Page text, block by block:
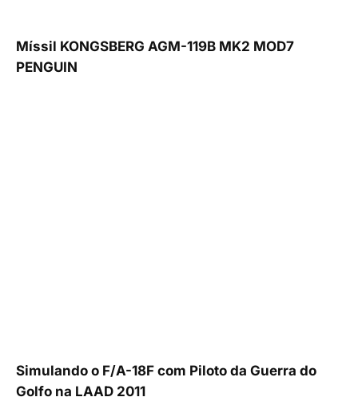
Míssil KONGSBERG AGM-119B MK2 MOD7
PENGUIN
Simulando o F/A-18F com Piloto da Guerra do
Golfo na LAAD 2011